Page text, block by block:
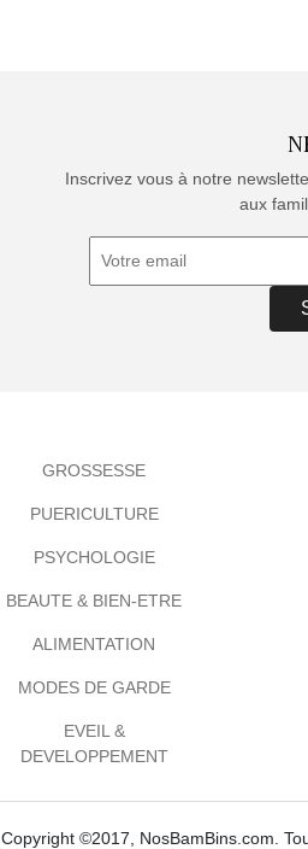
Inscrivez vous à notre
aux
GROSSESSE
PUERICULTURE
PSYCHOLOGIE
BEAUTE & BIEN-ETRE
ALIMENTATION
MODES DE GARDE
EVEIL &
DEVELOPPEMENT
Copyright ©2017, NosBamBins.com.